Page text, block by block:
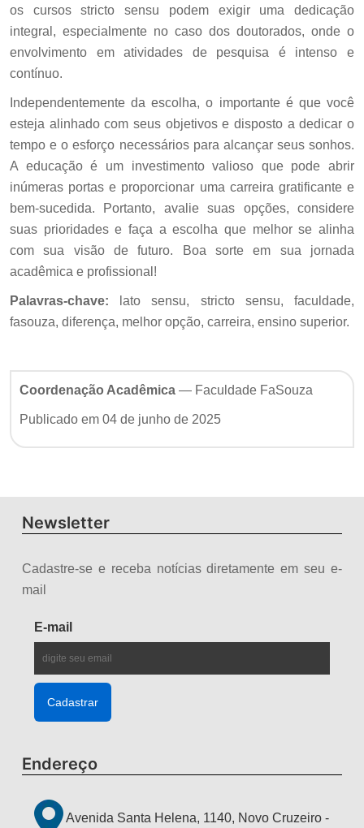
os cursos stricto sensu podem exigir uma dedicação
integral, especialmente no caso dos doutorados, onde o
envolvimento em atividades de pesquisa é intenso e
contínuo.
Independentemente da escolha, o importante é que você
esteja alinhado com seus objetivos e disposto a dedicar o
tempo e o esforço necessários para alcançar seus sonhos.
A educação é um investimento valioso que pode abrir
inúmeras portas e proporcionar uma carreira gratificante e
bem-sucedida. Portanto, avalie suas opções, considere
suas prioridades e faça a escolha que melhor se alinha
com sua visão de futuro. Boa sorte em sua jornada
acadêmica e profissional!
Palavras-chave: lato sensu, stricto sensu, faculdade,
fasouza, diferença, melhor opção, carreira, ensino superior.
Coordenação Acadêmica — Faculdade FaSouza
Publicado em 04 de junho de 2025
Newsletter
Cadastre-se e receba notícias diretamente em seu e-
mail
E-mail
Endereço
Avenida Santa Helena, 1140, Novo Cruzeiro -